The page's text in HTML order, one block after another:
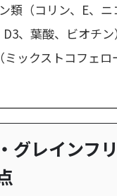
類（コリン、E、
D3、葉酸、ビオチ
ックストコフェ
グレインフ